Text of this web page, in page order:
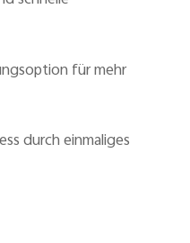
auswählen
für mehr
durch einmaliges